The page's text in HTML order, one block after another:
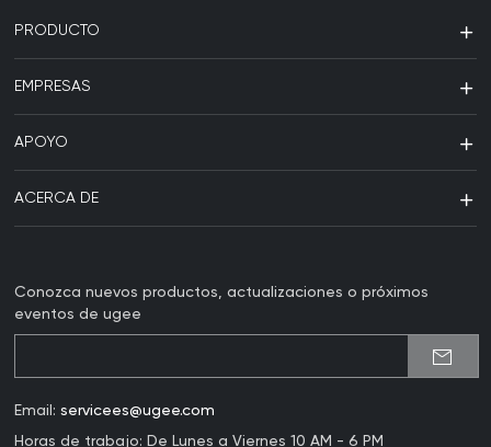
PRODUCTO
EMPRESAS
APOYO
ACERCA DE
Conozca nuevos productos, actualizaciones o próximos
eventos de ugee
Email:servicees@ugee.com
Horas de trabajo: De Lunes a Viernes 10 AM - 6 PM